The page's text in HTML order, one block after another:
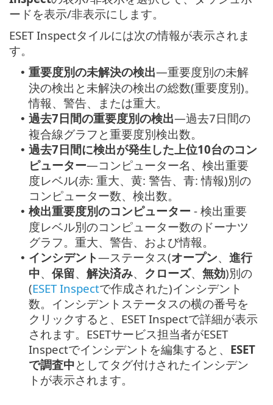
ードを表示/非表示にします。
ESET Inspectタイルには次の情報が表示されま
す。
• 重要度別の未解決の検出—重要度別の未解
決の検出と未解決の検出の総数(重要度別)。
情報、警告、または重大。
• 過去7日間の重要度別の検出—過去7日間の
複合線グラフと重要度別検出数。
• 過去7日間に検出が発生した上位10台のコン
ピューター—コンピューター名、検出重要
度レベル(赤: 重大、黄: 警告、青: 情報)別の
コンピューター数、検出数。
• 検出重要度別のコンピューター - 検出重要
度レベル別のコンピューター数のドーナツ
グラフ。重大、警告、および情報。
• インシデント—ステータス(オープン、 進行
中、 保留、 解決済み、 クローズ、 無効)別の
(ESET Inspectで作成された)インシデント
数。インシデントステータスの横の番号を
クリックすると、ESET Inspectで詳細が表示
されます。ESETサービス担当者がESET
Inspectでインシデントを編集すると、 ESET
で調査中としてタグ付けされたインシデン
トが表示されます。